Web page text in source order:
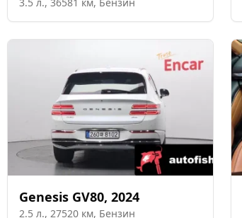
Genesis GV80, 2024
2.5 л., 27520 км, Бензин